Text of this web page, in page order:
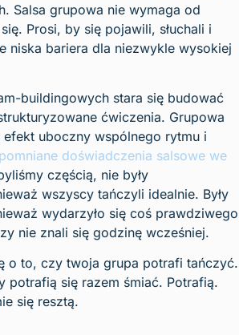
Salsa grupowa nie wymaga od
Prosi, by się pojawili, słuchali i
niska bariera dla niezwykle wysokiej
buildingowych stara się budować
ćwiczenia. Grupowa
uboczny wspólnego rytmu i
doświadczenia salsowe we
częścią, nie były
wszyscy tańczyli idealnie. Były
wydarzyło się coś prawdziwego
nie znali się godzinę wcześniej.
o to, czy twoja grupa potrafi tańczyć.
potrafią się razem śmiać. Potrafią.
się resztą.